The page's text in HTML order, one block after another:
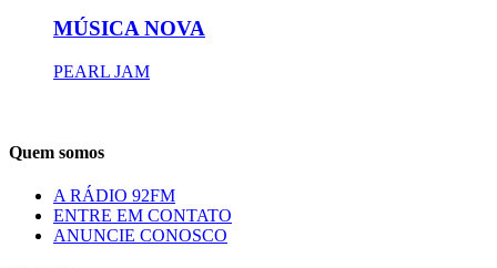
MÚSICA NOVA
PEARL JAM
Quem somos
A RÁDIO 92FM
ENTRE EM CONTATO
ANUNCIE CONOSCO